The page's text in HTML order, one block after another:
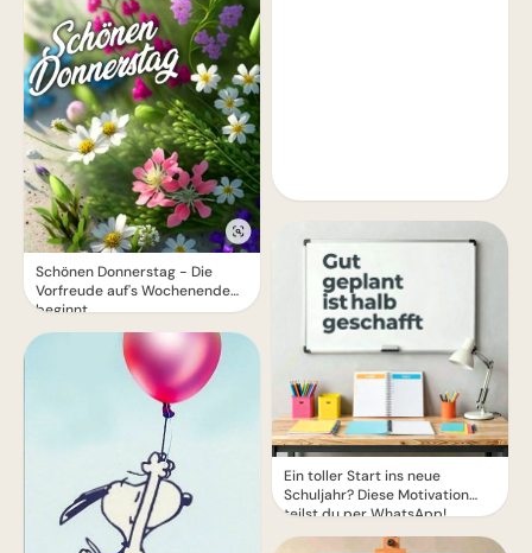
Schönen Donnerstag - Die
Vorfreude auf's Wochenende
beginnt
Ein toller Start ins neue
Schuljahr? Diese Motivation
teilst du per WhatsApp!